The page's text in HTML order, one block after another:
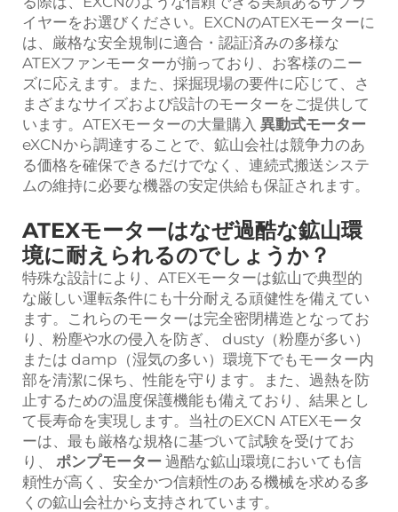
イヤーをお選びください。EXCNのATEXモーターに
は、厳格な安全規制に適合・認証済みの多様な
ATEXファンモーターが揃っており、お客様のニー
ズに応えます。また、採掘現場の要件に応じて、さ
まざまなサイズおよび設計のモーターをご提供して
います。ATEXモーターの大量購入 異動式モーター
eXCNから調達することで、鉱山会社は競争力のあ
る価格を確保できるだけでなく、連続式搬送システ
ムの維持に必要な機器の安定供給も保証されます。
ATEXモーターはなぜ過酷な鉱山環
境に耐えられるのでしょうか？
特殊な設計により、ATEXモーターは鉱山で典型的
な厳しい運転条件にも十分耐える頑健性を備えてい
ます。これらのモーターは完全密閉構造となってお
り、粉塵や水の侵入を防ぎ、 dusty（粉塵が多い）
または damp（湿気の多い）環境下でもモーター内
部を清潔に保ち、性能を守ります。また、過熱を防
止するための温度保護機能も備えており、結果とし
て長寿命を実現します。当社のEXCN ATEXモータ
ーは、最も厳格な規格に基づいて試験を受けてお
り、 ポンプモーター 過酷な鉱山環境においても信
頼性が高く、安全かつ信頼性のある機械を求める多
くの鉱山会社から支持されています。